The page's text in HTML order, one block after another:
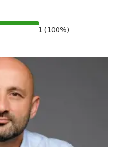
1 (100%)